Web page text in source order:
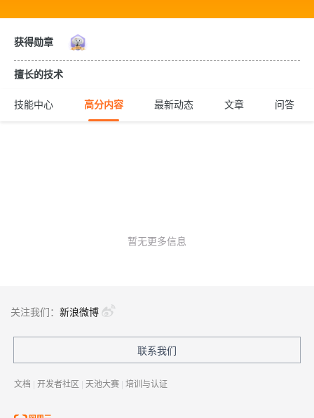
获得勋章
擅长的技术
技能中心 高分内容 最新动态 文章 问答
暂无更多信息
关注我们： 新浪微博
联系我们
文档 | 开发者社区 | 天池大赛 | 培训与认证